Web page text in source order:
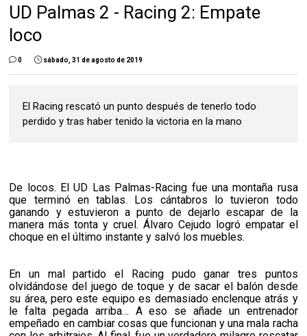
UD Palmas 2 - Racing 2: Empate
loco
0 sábado, 31 de agosto de 2019
El Racing rescató un punto después de tenerlo todo
perdido y tras haber tenido la victoria en la mano
De locos. El UD Las Palmas-Racing fue una montaña rusa
que terminó en tablas. Los cántabros lo tuvieron todo
ganando y estuvieron a punto de dejarlo escapar de la
manera más tonta y cruel. Álvaro Cejudo logró empatar el
choque en el último instante y salvó los muebles.
En un mal partido el Racing pudo ganar tres puntos
olvidándose del juego de toque y de sacar el balón desde
su área, pero este equipo es demasiado enclenque atrás y
le falta pegada arriba… A eso se añade un entrenador
empeñado en cambiar cosas que funcionan y una mala racha